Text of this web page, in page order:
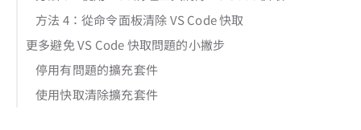
方法 4：從命令面板清除 VS Code 快取
更多避免 VS Code 快取問題的小撇步
停用有問題的擴充套件
使用快取清除擴充套件